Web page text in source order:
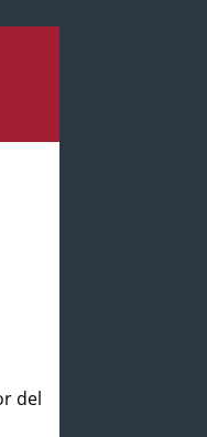
del